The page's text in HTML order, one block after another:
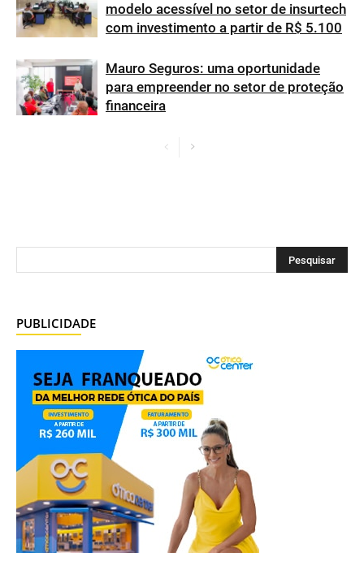
modelo acessível no setor de insurtech
com investimento a partir de R$ 5.100
Mauro Seguros: uma oportunidade
para empreender no setor de proteção
financeira
PUBLICIDADE